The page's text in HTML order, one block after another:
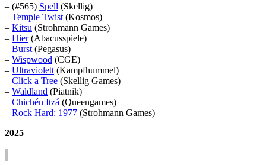
– (#565) Spell (Skellig)
– Temple Twist (Kosmos)
– Kitsu (Strohmann Games)
– Hier(Abacusspiele)
– Burst (Pegasus)
– Wispwood (CGE)
– Ultraviolett (Kampfhummel)
– Click a Tree (Skellig Games)
– Waldland (Piatnik)
– Chichén Itzá (Queengames)
– Rock Hard: 1977 (Strohmann Games)
2025